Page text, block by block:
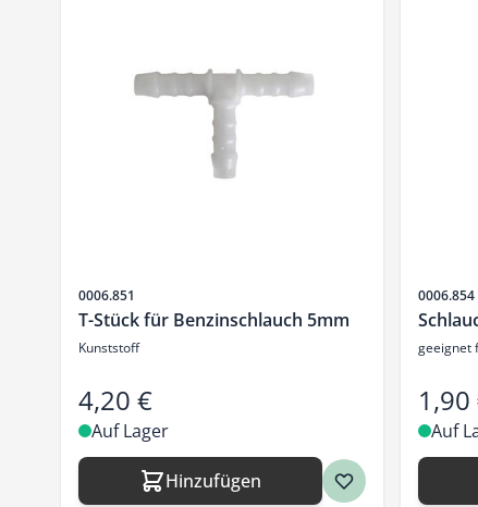
Artikelnr.
0006.851
T-Stück für Benzinschlauch 5mm
Kunststoff
4,20 €
Auf Lager
Hinzufügen
Artikelnr.
0006.854
geeignet
1,90
Auf